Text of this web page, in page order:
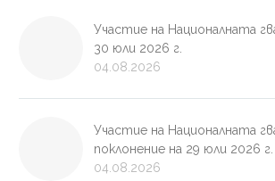
Участие на Националната
30 юли 2026 г.
04.08.2026
Участие на Националната
поклонение на 29 юли 2026 г.
04.08.2026